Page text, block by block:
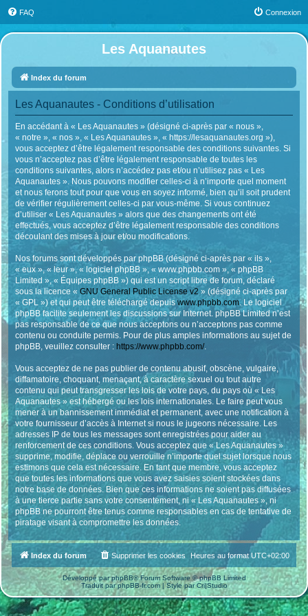
FAQ Connexion
Les Aquanautes
Index du forum
Les Aquanautes - Conditions d’utilisation
En accédant à « Les Aquanautes » (désigné ci-après par « nous »,
« notre », « nos », « Les Aquanautes », « https://lesaquanautes.org »),
vous acceptez d’être légalement responsable des conditions suivantes. Si
vous n’acceptez pas d’être légalement responsable de toutes les
conditions suivantes, alors n’accédez pas et/ou n’utilisez pas « Les
Aquanautes ». Nous pouvons modifier celles-ci à n’importe quel moment
et nous ferons tout pour que vous en soyez informé, bien qu’il soit prudent
de vérifier régulièrement celles-ci par vous-même. Si vous continuez
d’utiliser « Les Aquanautes » alors que des changements ont été
effectués, vous acceptez d’être légalement responsable des conditions
découlant des mises à jour et/ou modifications.
Nos forums sont développés par phpBB (désigné ci-après par « ils »,
« eux », « leur », « logiciel phpBB », « www.phpbb.com », « phpBB
Limited », « Équipes phpBB ») qui est un script libre de forum, déclaré
sous la licence « GNU General Public License v2 » (désigné ci-après par
« GPL ») et qui peut être téléchargé depuiswww.phpbb.com. Le logiciel
phpBB facilite seulement les discussions sur Internet. phpBB Limited n’est
pas responsable de ce que nous acceptons ou n’acceptons pas comme
contenu ou conduite permis. Pour de plus amples informations au sujet de
phpBB, veuillez consulter : https://www.phpbb.com/.
Vous acceptez de ne pas publier de contenu abusif, obscène, vulgaire,
diffamatoire, choquant, menaçant, à caractère sexuel ou tout autre
contenu qui peut transgresser les lois de votre pays, du pays où « Les
Aquanautes » est hébergé ou les lois internationales. Le faire peut vous
mener à un bannissement immédiat et permanent, avec une notification à
votre fournisseur d’accès à Internet si nous le jugeons nécessaire. Les
adresses IP de tous les messages sont enregistrées pour aider au
renforcement de ces conditions. Vous acceptez que « Les Aquanautes »
supprime, modifie, déplace ou verrouille n’importe quel sujet lorsque nous
estimons que cela est nécessaire. En tant que membre, vous acceptez
que toutes les informations que vous avez saisies soient stockées dans
notre base de données. Bien que ces informations ne soient pas diffusées
à une tierce partie sans votre consentement, ni « Les Aquanautes », ni
phpBB ne pourront être tenus comme responsables en cas de tentative de
piratage visant à compromettre les données.
Index du forum Heures au formatUTC+02:00
Supprimer les cookies
Développé parphpBB® Forum Software © phpBB Limited
Traduit parphpBB-fr.com| Style parCri|Studio